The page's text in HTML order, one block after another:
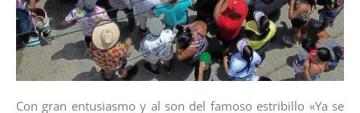
Con gran entusiasmo y al son del famoso estribillo «Ya se